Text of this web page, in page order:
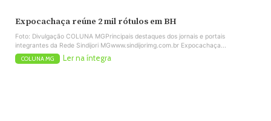
Expocachaça reúne 2 mil rótulos em BH
Foto: Divulgação COLUNA MGPrincipais destaques dos jornais e portais
integrantes da Rede Sindijori MGwww.sindijorimg.com.br Expocachaça...
COLUNA MG Ler na íntegra